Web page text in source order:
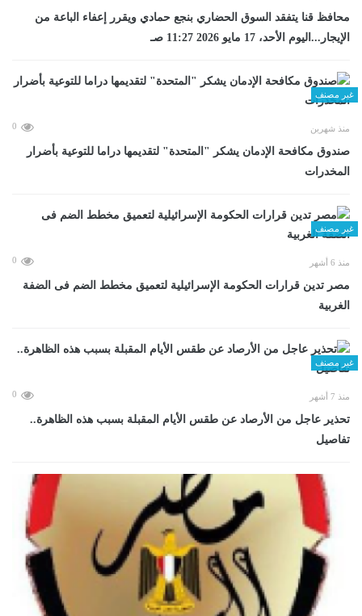
محافظ قنا يتفقد السوق الحضاري بنجع حمادي ويقرر إعفاء الباعة من
الإيجار...اليوم الأحد، 17 مايو 2026 11:27 صـ
غير مصنف
منذ شهرين 0
صندوق مكافحة الإدمان يشكر "المتحدة" لتقديمها دراما للتوعية بأضرار
المخدرات
غير مصنف
منذ 6 أشهر 0
مصر تدين قرارات الحكومة الإسرائيلية لتعميق مخطط الضم فى الضفة
الغربية
غير مصنف
منذ 7 أشهر 0
تحذير عاجل من الأرصاد عن طقس الأيام المقبلة بسبب هذه الظاهرة..
تفاصيل